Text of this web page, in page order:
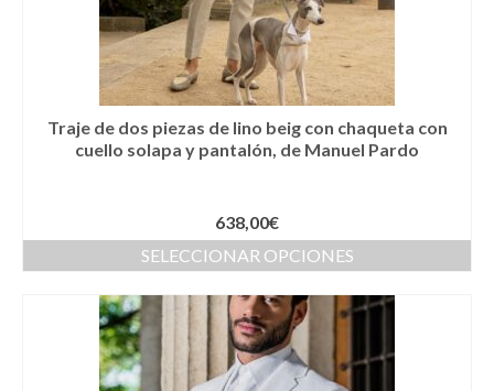
Esparteñas
Estolas
Gorros
Pañuelos
Peinetas
Pendientes
Traje de dos piezas de lino beig con chaqueta con
cuello solapa y pantalón, de Manuel Pardo
638,00€
SELECCIONAR OPCIONES